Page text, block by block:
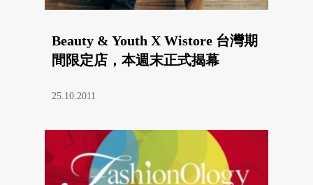
Beauty & Youth X Wistore 台灣期
間限定店，本週末正式揭幕
25.10.2011